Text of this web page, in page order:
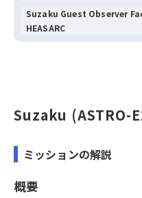
Suzaku Guest Observer
HEASARC
Suzaku (ASTRO-
ミッションの解説
概要